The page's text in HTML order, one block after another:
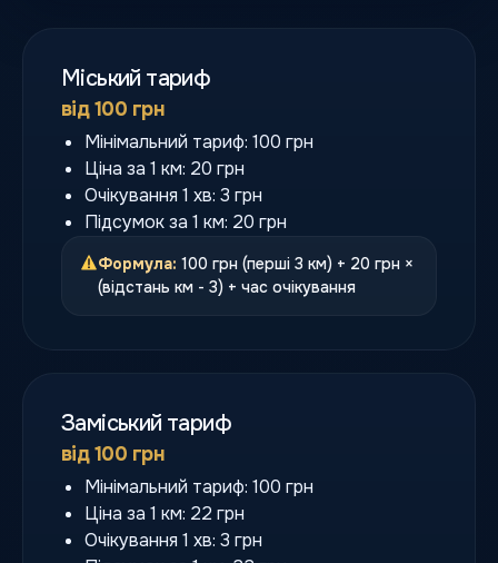
Міський тариф
від 100 грн
Мінімальний тариф: 100 грн
Ціна за 1 км: 20 грн
Очікування 1 хв: 3 грн
Підсумок за 1 км: 20 грн
Формула: 100 грн (перші 3 км) + 20 грн ×
(відстань км - 3) + час очікування
Заміський тариф
від 100 грн
Мінімальний тариф: 100 грн
Ціна за 1 км: 22 грн
Очікування 1 хв: 3 грн